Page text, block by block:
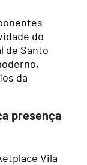
do
de Santo
da
presença
Vila